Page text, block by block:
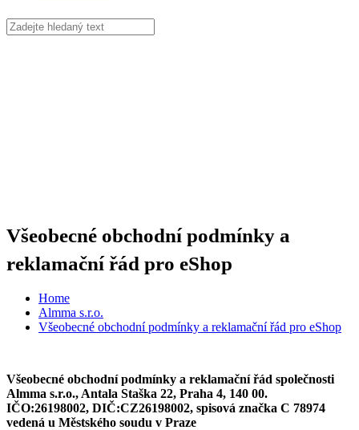
Všeobecné obchodní podmínky a
reklamační řád pro eShop
Home
Almma s.r.o.
Všeobecné obchodní podmínky a reklamační řád pro eShop
Všeobecné obchodní podmínky a reklamační řád společnosti
Almma s.r.o., Antala Staška 22, Praha 4, 140 00.
IČO:26198002, DIČ:CZ26198002, spisová značka C 78974
vedená u Městského soudu v Praze